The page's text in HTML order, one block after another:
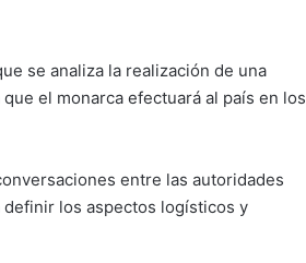
se analiza la realización de una
el monarca efectuará al país en los
entre las autoridades
definir los aspectos logísticos y